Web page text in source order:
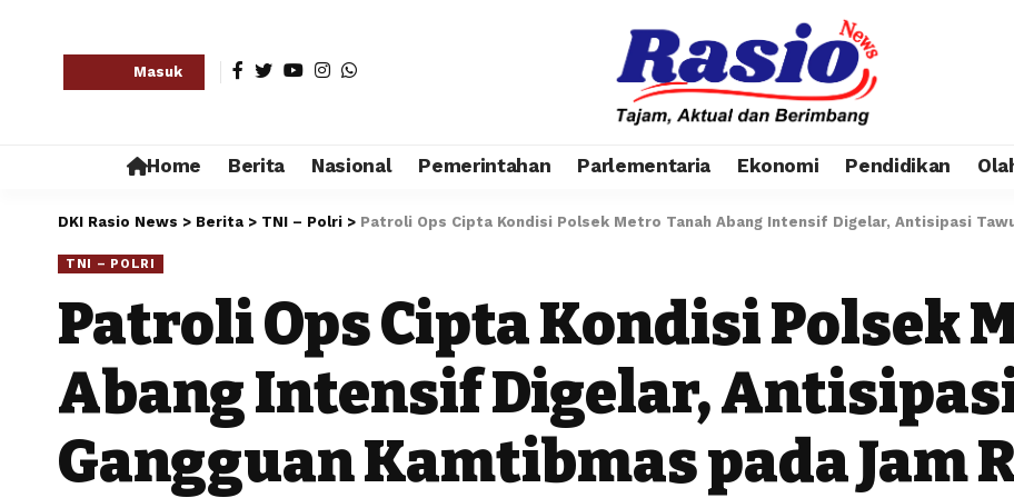
Masuk
Home Berita Nasional Pemerintahan Parlementaria Ekonomi Pendidikan
DKI Rasio News > Berita > TNI – Polri > Patroli Ops Cipta Kondisi Polsek Metro Tanah Abang Intensif Digelar, Antisipasi
TNI – POLRI
Patroli Ops Cipta Kondisi Polsek
Abang Intensif Digelar,
Gangguan Kamtibmas pada Jam